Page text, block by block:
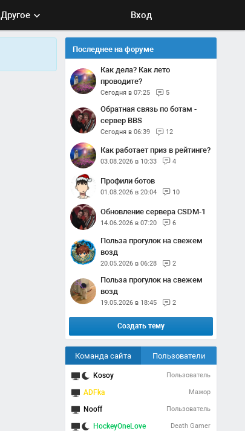
Другое Вход
Последнее на форуме
Как дела? Как лето
проводите?
Сегодня в 07:25 5
Обратная связь по ботам -
сервер BBS
Сегодня в 06:39 12
Как работает приз в рейтинге?
03.08.2026 в 10:33 4
Профили ботов
01.08.2026 в 20:04 10
Обновление сервера CSDM-1
14.06.2026 в 07:20 6
Польза прогулок на свежем
возд
20.05.2026 в 06:28 2
Польза прогулок на свежем
возд
19.05.2026 в 18:45 2
Создать тему
Команда сайта Пользователи
Kosoy Пользователь
ADFka Мажор
Nooff Пользователь
HockeyOneLove Death Gamer